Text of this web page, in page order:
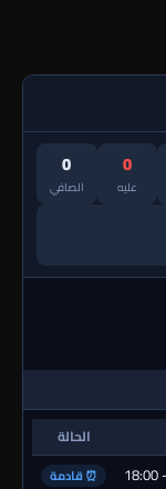
0
عليه
0
الصافي
الحالة
⏰ قادمة